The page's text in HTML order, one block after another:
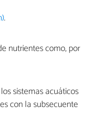
.
nutrientes como, por
sistemas acuáticos
con la subsecuente